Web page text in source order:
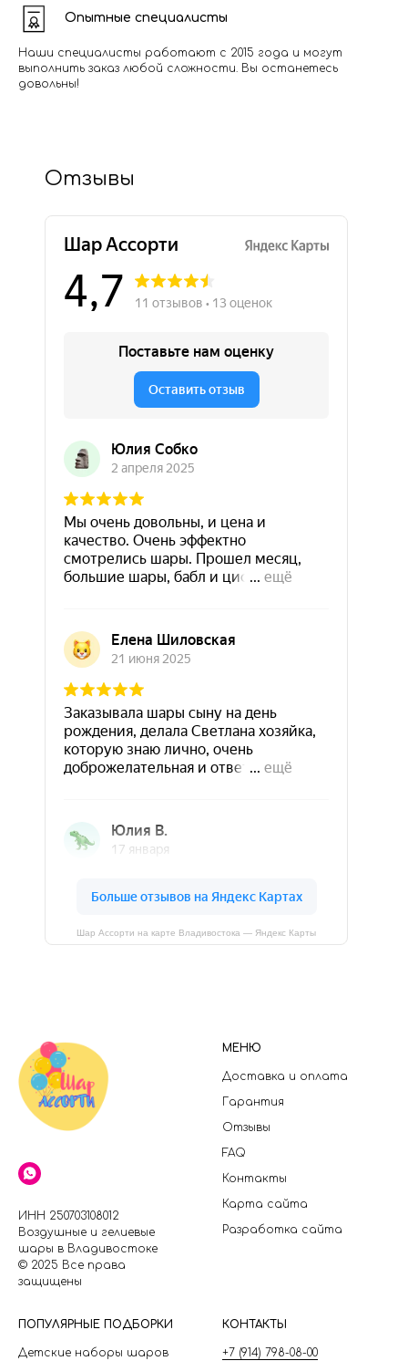
Опытные специалисты
Наши специалисты работают с 2015 года и могут
выполнить заказ любой сложности. Вы останетесь
довольны!
Отзывы
Шар Ассорти на карте Владивостока — Яндекс Карты
ИНН 250703108012
Воздушные и гелиевые
шары в Владивостоке
© 2025 Все права
защищены
МЕНЮ
Доставка и оплата
Гарантия
Отзывы
FAQ
Контакты
Карта сайта
Разработка сайта
ПОПУЛЯРНЫЕ ПОДБОРКИ
Детские наборы шаров
КОНТАКТЫ
+7 (914) 798-08-00